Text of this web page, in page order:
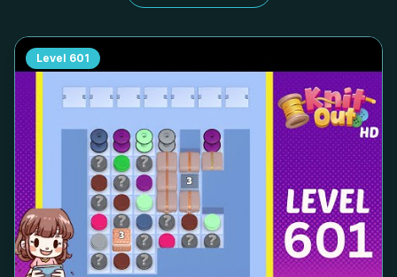
Level 601